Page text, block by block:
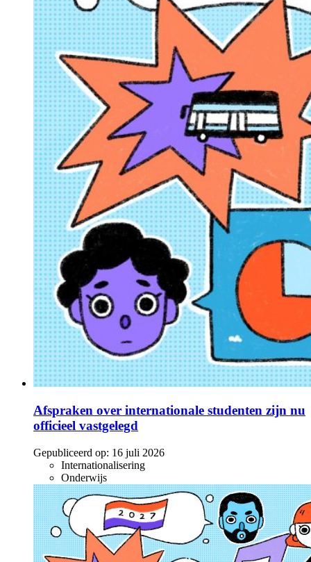
Afspraken over internationale studenten zijn nu
officieel vastgelegd
Gepubliceerd op: 16 juli 2026
Internationalisering
Onderwijs